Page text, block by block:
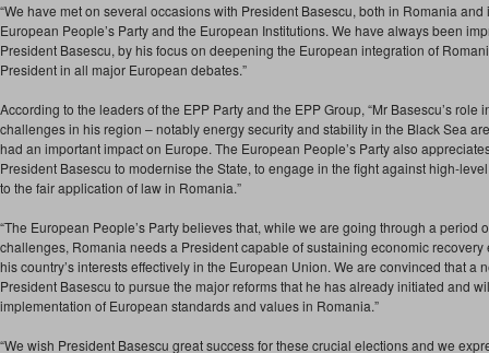
“We have met on several occasions with President Basescu, both in Romania
European People’s Party and the European Institutions. We have always been
President Basescu, by his focus on deepening the European integration of
President in all major European debates.”
According to the leaders of the EPP Party and the EPP Group, “Mr Basescu’s role
challenges in his region – notably energy security and stability in the Black Sea
had an important impact on Europe. The European People’s Party also
President Basescu to modernise the State, to engage in the fight against high-
to the fair application of law in Romania.”
“The European People’s Party believes that, while we are going through a period
challenges, Romania needs a President capable of sustaining economic
his country’s interests effectively in the European Union. We are convinced that a
President Basescu to pursue the major reforms that he has already initiated and
implementation of European standards and values in Romania.”
“We wish President Basescu great success for these crucial elections and we